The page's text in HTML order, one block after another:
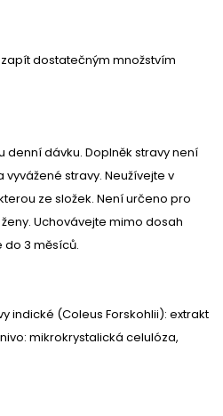
zapít dostatečným množstvím
dávku. Doplněk stravy není
stravy. Neužívejte v
ze složek. Není určeno pro
Uchovávejte mimo dosah
3 měsíců.
indické (Coleus Forskohlii): extrakt
mikrokrystalická celulóza,